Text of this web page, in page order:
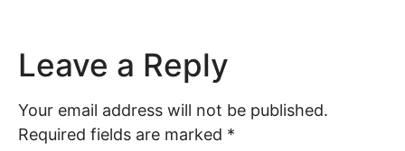
Leave a Reply
Your email address will not be published.
Required fields are marked *